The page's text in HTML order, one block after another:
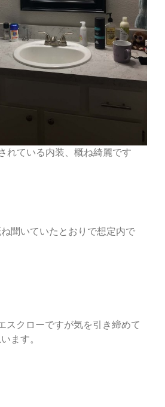
れている内装、概ね綺麗です
聞いていたとおりで想定内で
スクローですが気を引き締めて
ます。